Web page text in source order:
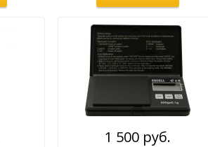
1 500 руб.